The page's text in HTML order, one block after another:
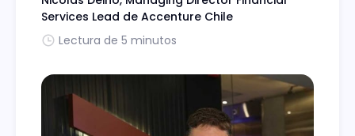
Services Lead de Accenture Chile
Lectura de 5 minutos